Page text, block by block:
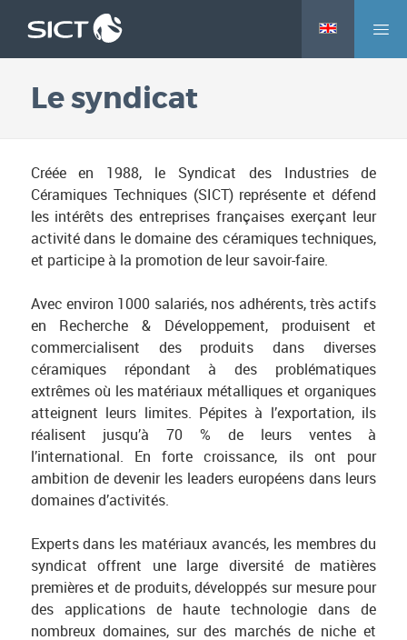
Aller
au
principal
Le syndicat
Créée en 1988, le Syndicat des Industries de
Céramiques Techniques (SICT) représente et défend
les intérêts des entreprises françaises exerçant leur
activité dans le domaine des céramiques techniques,
et participe à la promotion de leur savoir-faire.
Avec environ 1000 salariés, nos adhérents, très actifs
en Recherche & Développement, produisent et
commercialisent des produits dans diverses
céramiques répondant à des problématiques
extrêmes où les matériaux métalliques et organiques
atteignent leurs limites. Pépites à l’exportation, ils
réalisent jusqu’à 70 % de leurs ventes à
l’international. En forte croissance, ils ont pour
ambition de devenir les leaders européens dans leurs
domaines d’activités.
Experts dans les matériaux avancés, les membres du
syndicat offrent une large diversité de matières
premières et de produits, développés sur mesure pour
des applications de haute technologie dans de
nombreux domaines, sur des marchés de niche et